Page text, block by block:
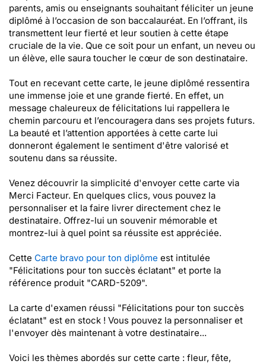
parents, amis ou enseignants souhaitant féliciter un jeune
diplômé à l’occasion de son baccalauréat. En l’offrant, ils
transmettent leur fierté et leur soutien à cette étape
cruciale de la vie. Que ce soit pour un enfant, un neveu ou
un élève, elle saura toucher le cœur de son destinataire.
Tout en recevant cette carte, le jeune diplômé ressentira
une immense joie et une grande fierté. En effet, un
message chaleureux de félicitations lui rappellera le
chemin parcouru et l’encouragera dans ses projets futurs.
La beauté et l’attention apportées à cette carte lui
donneront également le sentiment d'être valorisé et
soutenu dans sa réussite.
Venez découvrir la simplicité d'envoyer cette carte via
Merci Facteur. En quelques clics, vous pouvez la
personnaliser et la faire livrer directement chez le
destinataire. Offrez-lui un souvenir mémorable et
montrez-lui à quel point sa réussite est appréciée.
Cette Carte bravo pour ton diplôme est intitulée
"Félicitations pour ton succès éclatant" et porte la
référence produit "CARD-5209".
La carte d'examen réussi "Félicitations pour ton succès
éclatant" est en stock ! Vous pouvez la personnaliser et
l'envoyer dès maintenant à votre destinataire...
Voici les thèmes abordés sur cette carte : fleur, fête,